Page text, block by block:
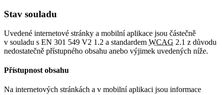
Stav souladu
Uvedené internetové stránky a mobilní aplikace jsou částečně
v souladu s EN 301 549 V2 1.2 a standardem WCAG 2.1 z důvodu
nedostatečně přístupného obsahu anebo výjimek uvedených níže.
Přístupnost obsahu
Na internetových stránkách a v mobilní aplikaci jsou informace